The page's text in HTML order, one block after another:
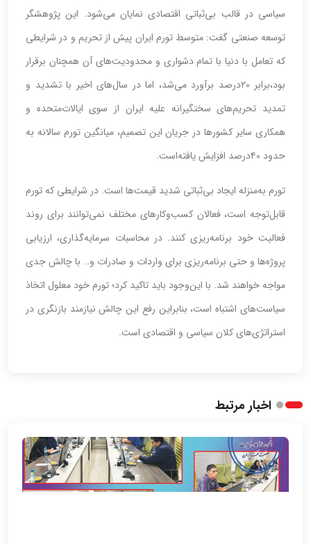
سیاسی در قالب بی‌‌‌‌‌ثباتی اقتصادی نمایان می‌شود. این پژوهشگر
توسعه صنعتی گفت: متوسط تورم ایران پیش از تحریم و در شرایطی
که تعامل با دنیا با تمام دشواری و محدودیت‌های آن‌ همچنان برقرار
بود،‌برابر ۲۰‌درصد برآورد می‌شد، اما در سال‌های اخیر با تشدید و
تمدید تحریم‌های سختگیرانه علیه ایران از سوی ایالات‌متحده و
همکاری سایر کشورها در جریان این تصمیم، میانگین تورم سالانه به
حدود ۴۰‌درصد افزایش یافته‌است.
تورم به‌‌‌‌‌منزله ایجاد بی‌‌‌‌‌ثباتی شدید قیمت‌ها است. در شرایطی که تورم
قابل‌توجه است، فعالان کسب‌وکارهای مختلف نمی‌توانند برای روند
فعالیت خود برنامه‌‌‌‌‌ریزی کنند. در محاسبات سرمایه‌گذاری، ارزیابی
پروژه‌ها و حتی برنامه‌‌‌‌‌ریزی برای واردات و صادرات و… با چالش جدی
مواجه خواهند شد. با این‌‌‌‌‌وجود باید تاکید کرد؛ تورم خود معلول اتخاذ
سیاست‌های اشتباه است، بنابراین رفع این چالش نیازمند بازنگری در
استراتژی‌های کلان سیاسی و اقتصادی است.
اخبار مرتبط